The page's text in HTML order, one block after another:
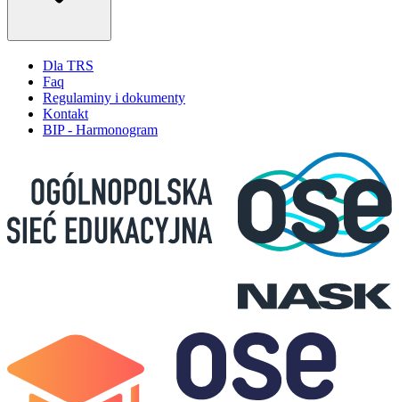
Dla TRS
Faq
Regulaminy i dokumenty
Kontakt
BIP - Harmonogram